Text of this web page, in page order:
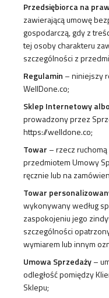
Przedsiębiorca na
zawierającą umowę
gospodarczą, gdy z
tej osoby charakteru
szczególności z
Regulamin – niniejszy
WellDone.co;
Sklep Internetowy
prowadzony przez
https://welldone.co;
Towar – rzecz
przedmiotem Umowy
ręcznie lub na
Towar
wykonywany według
zaspokojeniu jego
szczególności
wymiarem lub innym
Umowa Sprzedaży–
odległość pomiędzy
Sklepu;